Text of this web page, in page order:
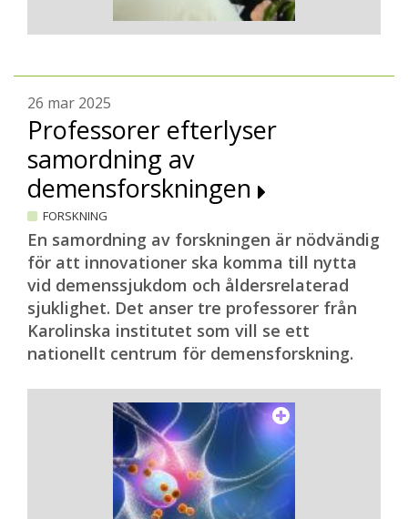
26 mar 2025
Professorer efterlyser
samordning av
demensforskningen
FORSKNING
En samordning av forskningen är nödvändig
för att innovationer ska komma till nytta
vid demenssjukdom och åldersrelaterad
sjuklighet. Det anser tre professorer från
Karolinska institutet som vill se ett
nationellt centrum för demensforskning.